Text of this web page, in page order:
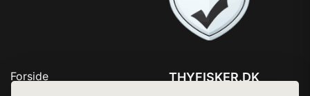
Forside
THYFISKER.DK